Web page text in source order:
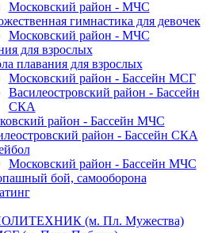
Московский район - МЧС
гимнастика для девочек
Московский район - МЧС
для взрослых
плавания для взрослых
Московский район - Бассейн МСГ
Василеостровский район - Бассейн
СКА
район - Бассейн МЧС
район - Бассейн СКА
Московский район - Бассейн МЧС
бой, самооборона
(м. Пл. Мужества)